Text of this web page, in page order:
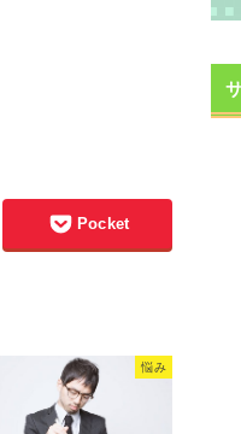
Pocket
悩み